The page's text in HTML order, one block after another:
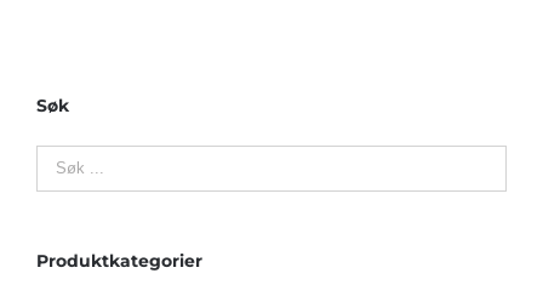
Søk
Produktkategorier